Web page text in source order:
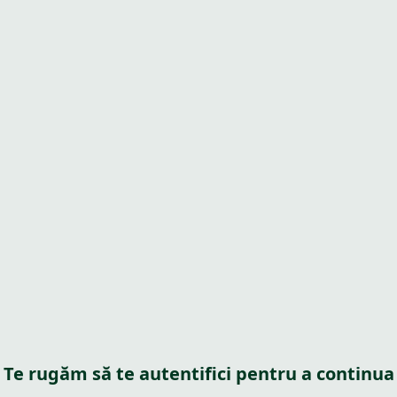
Te rugăm să te autentifici pentru a continua